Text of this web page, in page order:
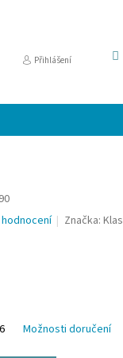
Přihlášení
Značka:Klas
Možnosti doručení